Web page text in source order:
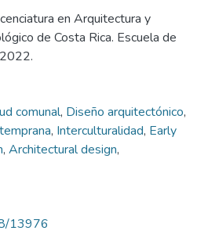
en Arquitectura y
de Costa Rica. Escuela de
comunal, Diseño arquitectónico,
, Interculturalidad, Early
, Architectural design,
13976